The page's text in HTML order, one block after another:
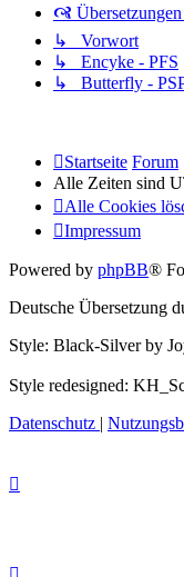
🙧
↳ Vorwort
↳ Encyke - PFS
↳ Butterfly -
Startseite Forum
Alle Zeiten sind
Alle Cookies
Impressum
Powered by phpBB®
Deutsche Übersetzung
Style: Black-Silver by
Style redesigned:
Datenschutz |